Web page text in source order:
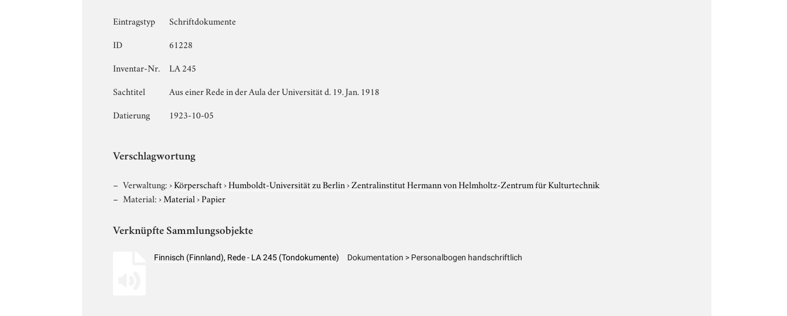
Eintragstyp
Schriftdokumente
ID
61228
Inventar-Nr.
LA 245
Sachtitel
Aus einer Rede in der Aula der Universität d. 19. Jan. 1918
Datierung
1923-10-05
Verschlagwortung
Verwaltung:›Körperschaft›Humboldt-Universität zu Berlin›Zentralinstitut Hermann von Helmholtz-Zentrum für Kulturtechnik
Material:›Material›Papier
Verknüpfte Sammlungsobjekte
Finnisch (Finnland), Rede - LA 245 (Tondokumente) Dokumentation > Personalbogen handschriftlich